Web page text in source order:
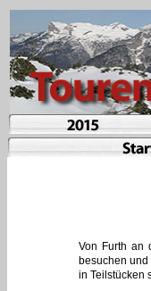
Von Furth an
besuchen
in Teilstücken